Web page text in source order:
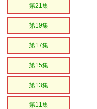
第21集
第19集
第17集
第15集
第13集
第11集